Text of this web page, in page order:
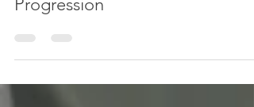
Entlastungen statt kalter
Progression